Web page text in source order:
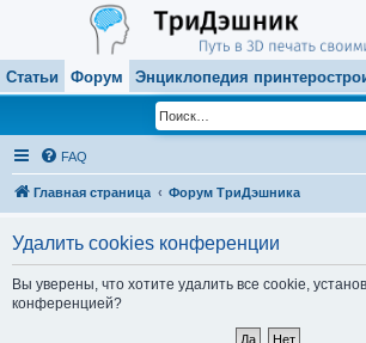
Статьи Форум Энциклопедия
FAQ
Главная страница Форум ТриДэшника
Удалить cookies конференции
Вы уверены, что хотите удалить все cookie,
конференцией?